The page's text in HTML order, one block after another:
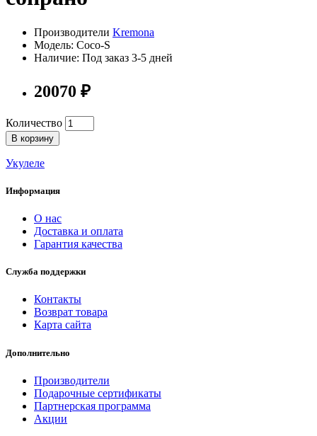
Производители Kremona
Модель: Coco-S
Наличие: Под заказ 3-5 дней
20070 ₽
Количество
В корзину
Укулеле
Информация
О нас
Доставка и оплата
Гарантия качества
Служба поддержки
Контакты
Возврат товара
Карта сайта
Дополнительно
Производители
Подарочные сертификаты
Партнерская программа
Акции